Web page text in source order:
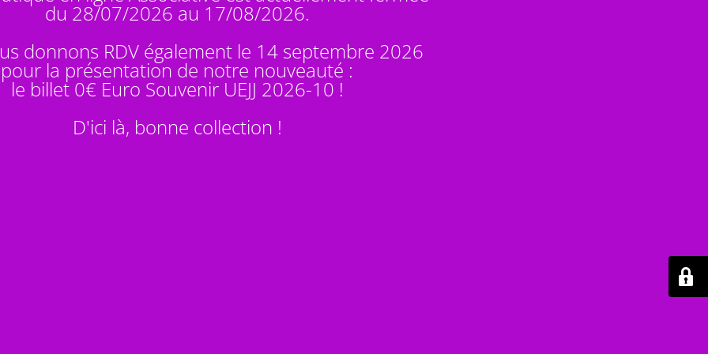
du 28/07/2026 au 17/08/2026.
donnons RDV également le 14 septembre 2026
pour la présentation de notre nouveauté :
le billet 0€ Euro Souvenir UEJJ 2026-10 !
D'ici là, bonne collection !